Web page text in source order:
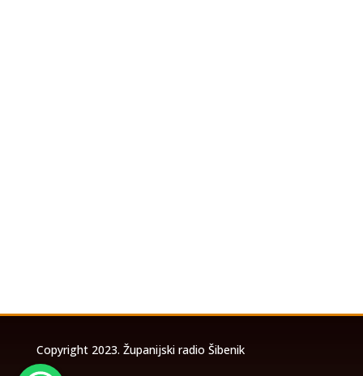
Copyright 2023. Županijski radio Šibenik